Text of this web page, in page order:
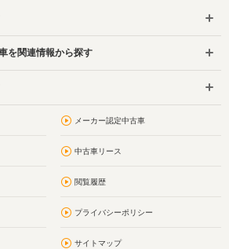
を関連情報から探す
メーカー認定中古車
中古車リース
閲覧履歴
プライバシーポリシー
サイトマップ